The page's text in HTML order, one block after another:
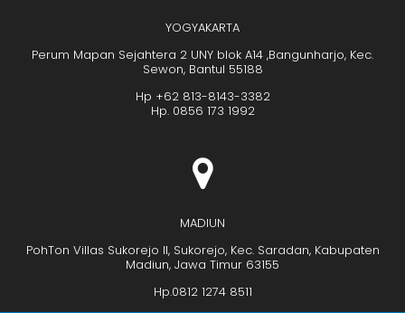
YOGYAKARTA
Perum Mapan Sejahtera 2 UNY blok A14 ,Bangunharjo, Kec.
Sewon, Bantul 55188
Hp +62 813-8143-3382
Hp. 0856 173 1992
MADIUN
PohTon Villas Sukorejo II, Sukorejo, Kec. Saradan, Kabupaten
Madiun, Jawa Timur 63155
Hp.0812 1274 8511